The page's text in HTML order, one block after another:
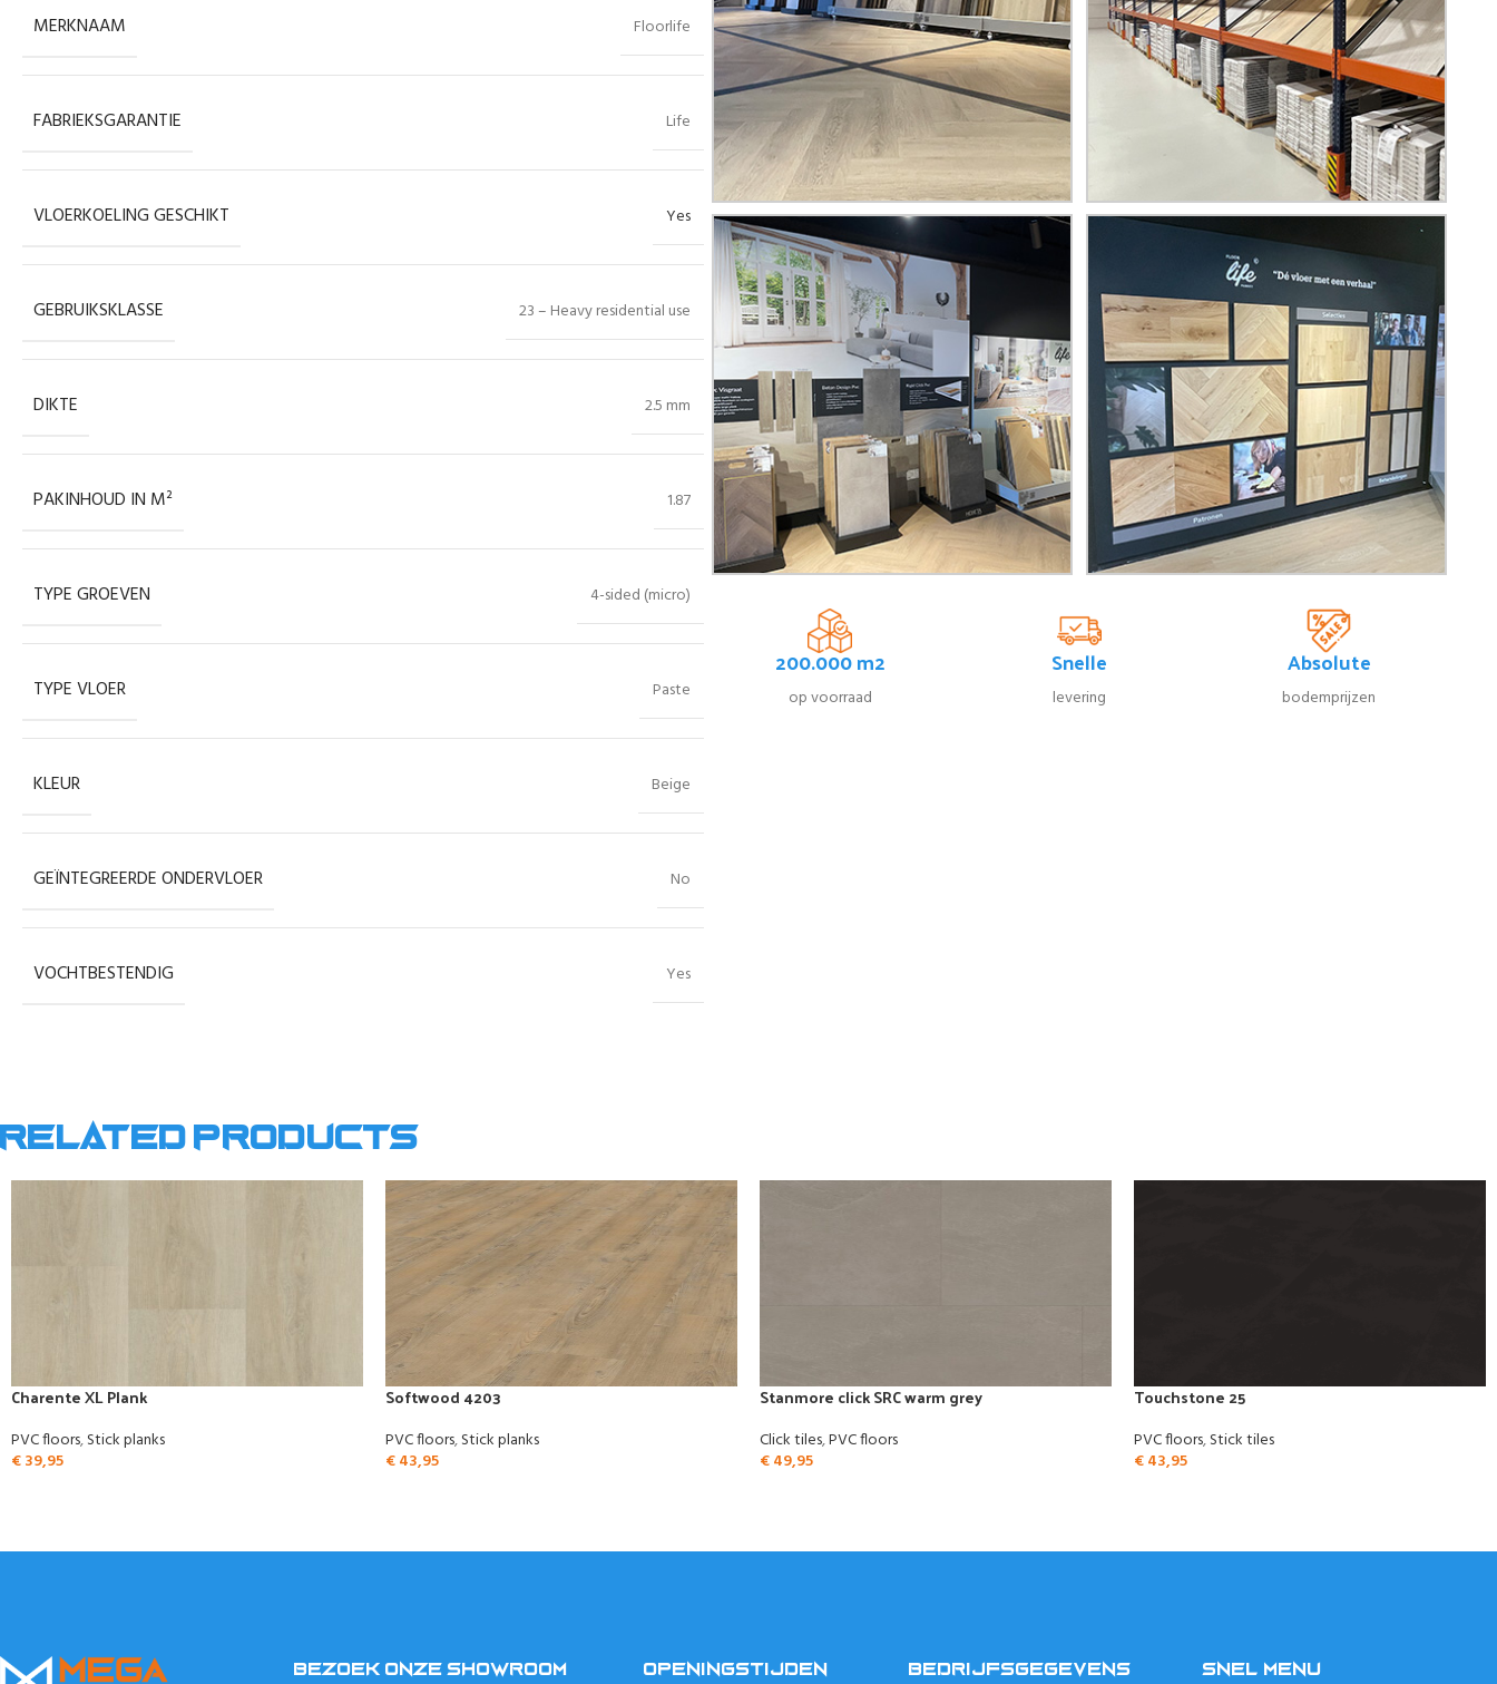
MERKNAAM Floorlife
FABRIEKSGARANTIE Life
VLOERKOELING GESCHIKT Yes
GEBRUIKSKLASSE 23 – Heavy residential use
DIKTE 2.5 mm
PAKINHOUD IN M² 1.87
TYPE GROEVEN 4-sided (micro)
TYPE VLOER Paste
KLEUR Beige
GEÏNTEGREERDE ONDERVLOER No
VOCHTBESTENDIG Yes
200.000 m2
op voorraad
Snelle
levering
Absolute
bodemprijzen
Related products
Charente XL Plank
PVC floors,Stick planks
€39,95
Softwood 4203
PVC floors,Stick planks
€43,95
Stanmore click SRC warm grey
Click tiles,PVC floors
€49,95
Touchstone 25
PVC floors,Stick tiles
€43,95
BEZOEK ONZE SHOWROOM OPENINGSTIJDEN BEDRIJFSGEGEVENS SNEL MENU